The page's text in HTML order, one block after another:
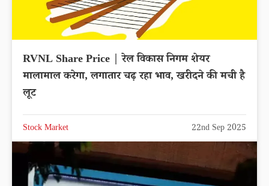
RVNL Share Price | रेल विकास निगम शेयर
मालामाल करेगा, लगातार चढ़ रहा भाव, खरीदने की मची है
लूट
Stock Market 22nd Sep 2025